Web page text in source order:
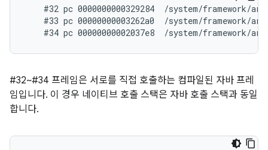
#32 pc 0000000000329284  /system/framework/
#33 pc 00000000003262a0  /system/framework/
#32~#34 프레임은 서로를 직접 호출하는 컴파일된 자바 프레
임입니다. 이 경우 네이티브 호출 스택은 자바 호출 스택과 동일
합니다.